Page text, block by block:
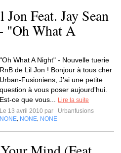
Feat. Jay Sean
"Oh What A
"Oh What A Night" - Nouvelle tuerie
RnB de Lil Jon ! Bonjour à tous cher
Urban-Fusioniens, J'ai une petite
question à vous poser aujourd'hui.
Est-ce que vous...
Lire la suite
Le 13 avril 2010 par
Urbanfusions
NONE NONE NONE